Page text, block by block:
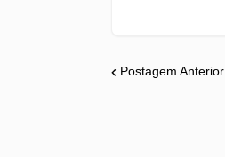
Postagem Anterior